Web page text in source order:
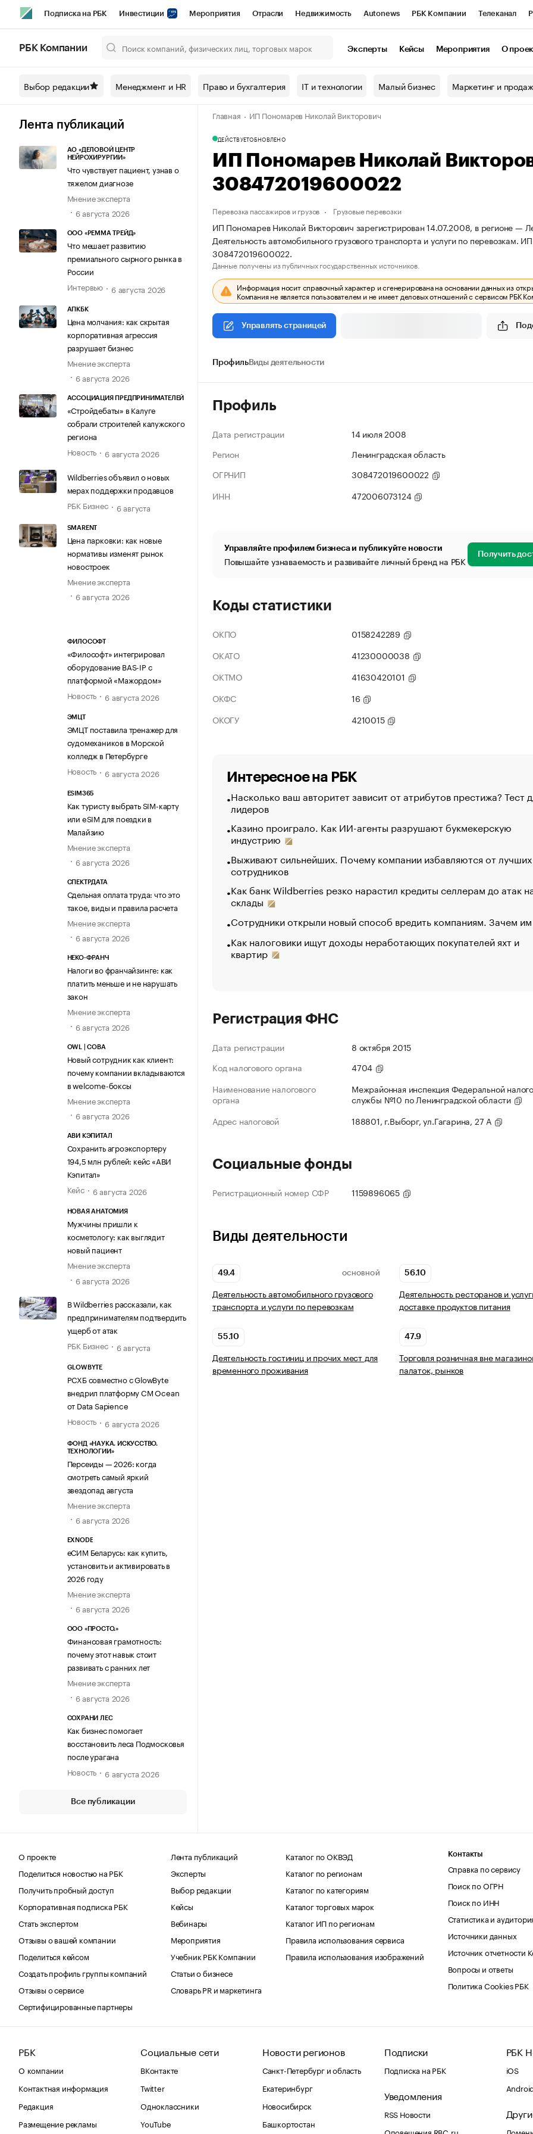
Подписка на РБК Инвестиции Мероприятия Отрасли Недвижимость Autonews РБК Компании Телеканал
Спецпроекты СПб Конференции СПб Спецпроекты Проверка контрагентов
Технологии и медиа Рынок наличной валюты
РБК Компании Эксперты Кейсы Мероприятия О
Выбор редакции Менеджмент и HR Право и бухгалтерия IT и технологии Малый бизнес Маркетинг и
Лента публикаций
АО «ДЕЛОВОЙ ЦЕНТР
НЕЙРОХИРУРГИИ»
Что чувствует пациент, узнав о
тяжелом диагнозе
Мнение эксперта
6 августа 2026
ООО «РЕММА ТРЕЙД»
Что мешает развитию
премиального сырного рынка в
России
Интервью
6 августа 2026
АПКБК
Цена молчания: как скрытая
корпоративная агрессия
разрушает бизнес
Мнение эксперта
6 августа 2026
АССОЦИАЦИЯ ПРЕДПРИНИМАТЕЛЕЙ
«Стройдебаты» в Калуге
собрали строителей калужского
региона
Новость
6 августа 2026
Wildberries объявил о новых
мерах поддержки продавцов
РБК Бизнес
6 августа
SMARENT
Цена парковки: как новые
нормативы изменят рынок
новостроек
Мнение эксперта
6 августа 2026
ФИЛОСОФТ
«Философт» интегрировал
оборудование BAS-IP с
платформой «Мажордом»
Новость
6 августа 2026
ЭМЦТ
ЭМЦТ поставила тренажер для
судомехаников в Морской
колледж в Петербурге
Новость
6 августа 2026
ESIM365
Как туристу выбрать SIM-карту
или eSIM для поездки в
Малайзию
Мнение эксперта
6 августа 2026
СПЕКТРДАТА
Сдельная оплата труда: что это
такое, виды и правила расчета
Мнение эксперта
6 августа 2026
НЕКО-ФРАНЧ
Налоги во франчайзинге: как
платить меньше и не нарушать
закон
Мнение эксперта
6 августа 2026
OWL | СОВА
Новый сотрудник как клиент:
почему компании вкладываются
в welcome-боксы
Мнение эксперта
6 августа 2026
АВИ КЭПИТАЛ
Сохранить агроэкспортеру
194,5 млн рублей: кейс «АВИ
Кэпитал»
Кейс
6 августа 2026
НОВАЯ АНАТОМИЯ
Мужчины пришли к
косметологу: как выглядит
новый пациент
Мнение эксперта
6 августа 2026
В Wildberries рассказали, как
предпринимателям подтвердить
ущерб от атак
РБК Бизнес
6 августа
GLOWBYTE
РСХБ совместно с GlowByte
внедрил платформу CM Ocean
от Data Sapience
Новость
6 августа 2026
ФОНД «НАУКА. ИСКУССТВО.
ТЕХНОЛОГИИ»
Персеиды — 2026: когда
смотреть самый яркий
звездопад августа
Мнение эксперта
6 августа 2026
EXNODE
еСИМ Беларусь: как купить,
установить и активировать в
2026 году
Мнение эксперта
6 августа 2026
ООО «ПРОСТО.»
Финансовая грамотность:
почему этот навык стоит
развивать с ранних лет
Мнение эксперта
6 августа 2026
СОХРАНИ ЛЕС
Как бизнес помогает
восстановить леса Подмосковья
после урагана
Новость
6 августа 2026
Все публикации
Главная ИП Пономарев Николай Викторович
ДЕЙСТВУЕТОБНОВЛЕНО
ИП Пономарев Николай
308472019600022
Перевозка пассажиров и грузов Грузовые перевозки
ИП Пономарев Николай Викторович зарегистрирован 14.07.2008, в регионе —
Деятельность автомобильного грузового транспорта и услуги по
308472019600022.
Данные получены из публичных государственных источников.
Информация носит справочный характер и сгенерирована на основании данных из
Компания не является пользователем и не имеет деловых отношений с сервисом РБК
Управлять страницей
ПрофильВиды деятельности
Профиль
Дата регистрации
14 июля 2008
Регион
Ленинградская область
ОГРНИП
308472019600022
ИНН
472006073124
Управляйте профилем бизнеса и публикуйте новости
Повышайте узнаваемость и развивайте личный бренд на РБК Получить
Коды статистики
ОКПО
0158242289
ОКАТО
41230000038
ОКТМО
41630420101
ОКФС
16
ОКОГУ
4210015
Интересное на РБК
Насколько ваш авторитет зависит от атрибутов престижа? Тест
лидеров
Казино проиграло. Как ИИ-агенты разрушают букмекерскую
индустрию
Выживают сильнейших. Почему компании избавляются от лучших
сотрудников
Как банк Wildberries резко нарастил кредиты селлерам до атак
склады
Сотрудники открыли новый способ вредить компаниям. Зачем
Как налоговики ищут доходы неработающих покупателей яхт и
квартир
Регистрация ФНС
Дата регистрации
8 октября 2015
Код налогового органа
4704
Наименование налогового
органа
Межрайонная инспекция Федеральной
службы №10 по Ленинградской области
Адрес налоговой
188801, г.Выборг, ул.Гагарина, 27 А
Социальные фонды
Регистрационный номер СФР 1159896065
Виды деятельности
49.4 ОСНОВНОЙ
Деятельность автомобильного грузового
транспорта и услуги по перевозкам
56.10
Деятельность ресторанов и
доставке продуктов питания
55.10
Деятельность гостиниц и прочих мест для
временного проживания
47.9
Торговля розничная вне
палаток, рынков
О проекте
Поделиться новостью на РБК
Получить пробный доступ
Корпоративная подписка РБК
Стать экспертом
Отзывы о вашей компании
Поделиться кейсом
Создать профиль группы компаний
Отзывы о сервисе
Сертифицированные партнеры
Лента публикаций
Эксперты
Выбор редакции
Кейсы
Вебинары
Мероприятия
Учебник РБК Компании
Статьи о бизнесе
Словарь PR и маркетинга
Каталог по ОКВЭД
Каталог по регионам
Каталог по категориям
Каталог торговых марок
Каталог ИП по регионам
Правила использования сервиса
Правила использования изображений
Контакты
Справка по сервису
Поиск по ОГРН
Поиск по ИНН
Статистика и
Источники данных
Источник отчетности
Вопросы и ответы
Политика Cookies РБК
РБК
О компании
Контактная информация
Редакция
Размещение рекламы
Социальные сети
ВКонтакте
Twitter
Одноклассники
YouTube
Новости регионов
Санкт-Петербург и область
Екатеринбург
Новосибирск
Башкортостан
Подписки
Подписка на РБК
Уведомления
RSS Новости
Оповещения RBC.ru
РБК
iOS